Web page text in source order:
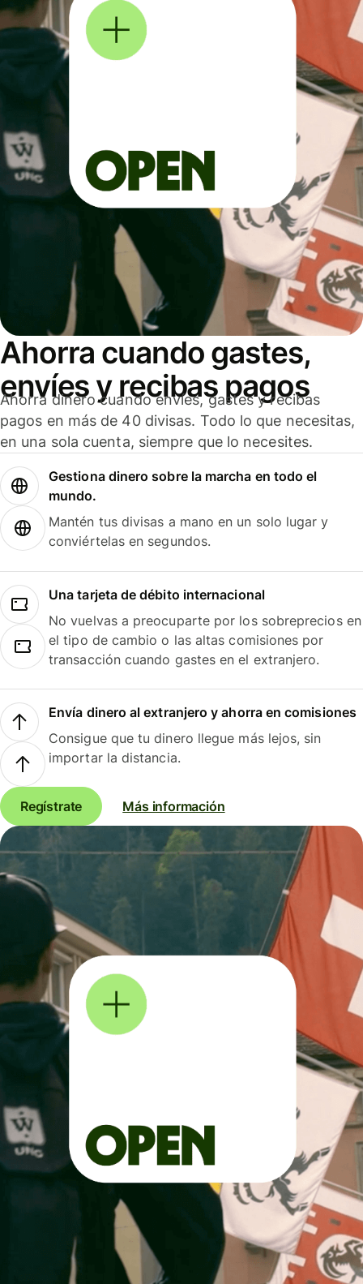
Ahorra cuando gastes,
envíes y recibas pagos
Ahorra dinero cuando envíes, gastes y recibas
pagos en más de 40 divisas. Todo lo que necesitas,
en una sola cuenta, siempre que lo necesites.
Gestiona dinero sobre la marcha en todo el
mundo.
Mantén tus divisas a mano en un solo lugar y
conviértelas en segundos.
Una tarjeta de débito internacional
No vuelvas a preocuparte por los sobreprecios en
el tipo de cambio o las altas comisiones por
transacción cuando gastes en el extranjero.
Envía dinero al extranjero y ahorra en comisiones
Consigue que tu dinero llegue más lejos, sin
importar la distancia.
Regístrate Más información